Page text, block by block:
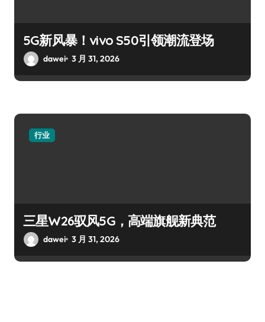
5G新风暴！vivo S50引领潮流登场
dawei 3 月 31, 2026
行业
三星W26驭风5G，高端旗舰新典范
dawei 3 月 31, 2026